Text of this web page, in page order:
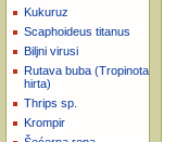
Kukuruz
Scaphoideus titanus
Biljni virusi
Rutava buba (Tropinota
hirta)
Thrips sp.
Krompir